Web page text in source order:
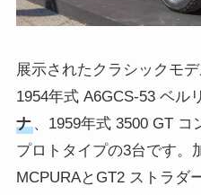
展示されたクラシックモデ
1954年式 A6GCS-53 ベル
ナ、1959年式 3500 GT コ
プロトタイプの3台です。
MCPURAとGT2 ストラダ